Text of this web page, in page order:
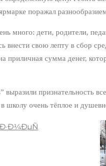
поражал
много: дети, родители,
внести свою лепту в сбор
приличная сумма денег,
признательность
школу очень тёплое и